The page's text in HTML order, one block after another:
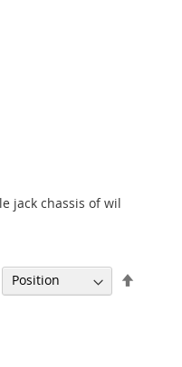
jack chassis of wil